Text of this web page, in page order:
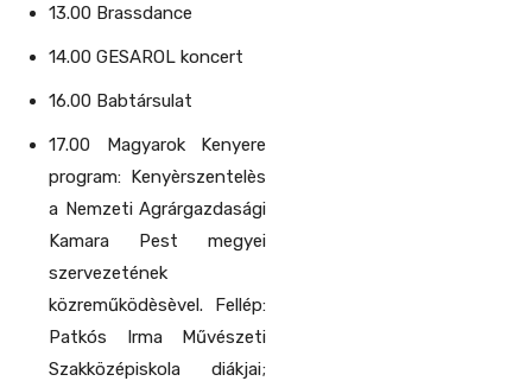
13.00 Brassdance
14.00 GESAROL koncert
16.00 Babtársulat
17.00 Magyarok Kenyere
program: Kenyèrszentelès
a Nemzeti Agrárgazdasági
Kamara Pest megyei
szervezetének
közreműködèsèvel. Fellép:
Patkós Irma Művészeti
Szakközépiskola diákjai;